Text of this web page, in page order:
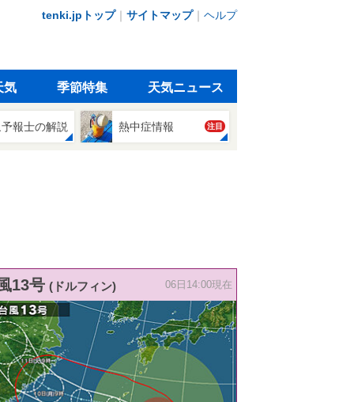
tenki.jpトップ｜ サイトマップ｜ ヘルプ
気 季節特集 天気ニュース
報士の解説 熱中症情報 注目
13号 (ドルフィン) 06日14:00現在